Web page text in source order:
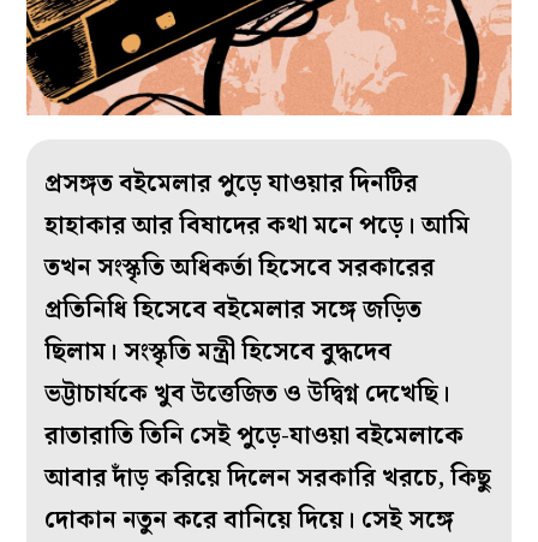
প্রসঙ্গত বইমেলার পুড়ে যাওয়ার দিনটির
হাহাকার আর বিষাদের কথা মনে পড়ে। আমি
তখন সংস্কৃতি অধিকর্তা হিসেবে সরকারের
প্রতিনিধি হিসেবে বইমেলার সঙ্গে জড়িত
ছিলাম। সংস্কৃতি মন্ত্রী হিসেবে বুদ্ধদেব
ভট্টাচার্যকে খুব উত্তেজিত ও উদ্বিগ্ন দেখেছি।
রাতারাতি তিনি সেই পুড়ে-যাওয়া বইমেলাকে
আবার দাঁড় করিয়ে দিলেন সরকারি খরচে, কিছু
দোকান নতুন করে বানিয়ে দিয়ে। সেই সঙ্গে